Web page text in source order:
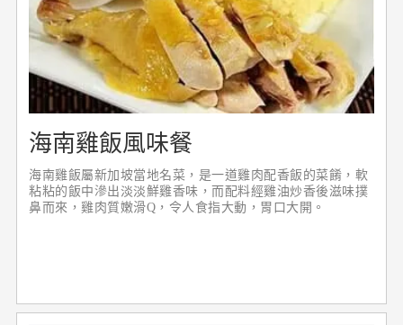
海南雞飯風味餐
海南雞飯屬新加坡當地名菜，是一道雞肉配香飯的菜餚，軟
粘粘的飯中滲出淡淡鮮雞香味，而配料經雞油炒香後滋味撲
鼻而來，雞肉質嫩滑Q，令人食指大動，胃口大開。